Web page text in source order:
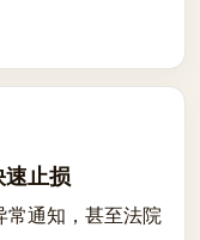
权，任何...
止损
常通知，甚至法院